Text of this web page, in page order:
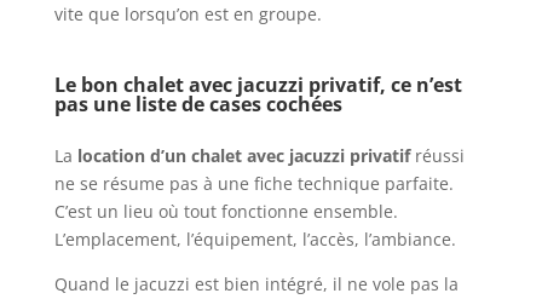
vite que lorsqu’on est en groupe.
Le bon chalet avec jacuzzi privatif, ce n’est
pas une liste de cases cochées
La location d’un chalet avec jacuzzi privatifréussi
ne se résume pas à une fiche technique parfaite.
C’est un lieu où tout fonctionne ensemble.
L’emplacement, l’équipement, l’accès, l’ambiance.
Quand le jacuzzi est bien intégré, il ne vole pas la